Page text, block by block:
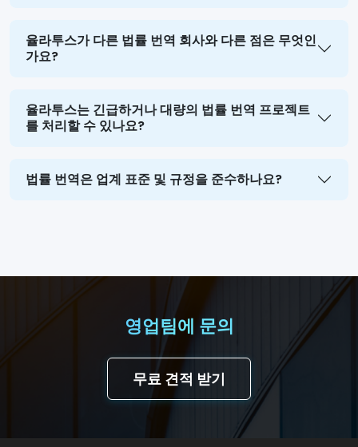
율라투스가 다른 법률 번역 회사와 다른 점은 무엇인
가요?
율라투스는 긴급하거나 대량의 법률 번역 프로젝트
를 처리할 수 있나요?
법률 번역은 업계 표준 및 규정을 준수하나요?
영업팀에 문의
무료 견적 받기